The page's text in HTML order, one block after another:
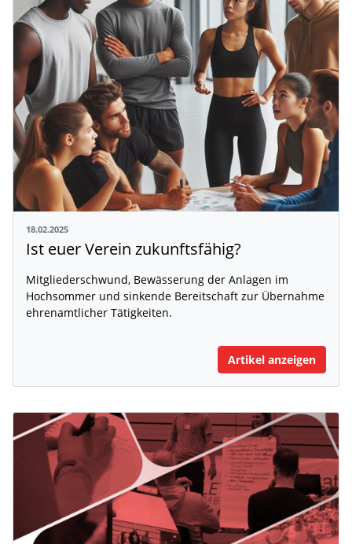
18.02.2025
Ist euer Verein zukunftsfähig?
Mitgliederschwund, Bewässerung der Anlagen im
Hochsommer und sinkende Bereitschaft zur Übernahme
ehrenamtlicher Tätigkeiten.
Artikel anzeigen